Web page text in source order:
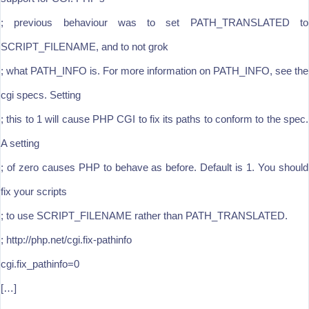
; previous behaviour was to set PATH_TRANSLATED to
SCRIPT_FILENAME, and to not grok
; what PATH_INFO is. For more information on PATH_INFO, see the
cgi specs. Setting
; this to 1 will cause PHP CGI to fix its paths to conform to the spec.
A setting
; of zero causes PHP to behave as before. Default is 1. You should
fix your scripts
; to use SCRIPT_FILENAME rather than PATH_TRANSLATED.
; http://php.net/cgi.fix-pathinfo
cgi.fix_pathinfo=0
[…]